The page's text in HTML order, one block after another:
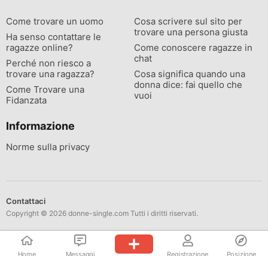
Come trovare un uomo
Ha senso contattare le
ragazze online?
Perché non riesco a
trovare una ragazza?
Come Trovare una
Fidanzata
Cosa scrivere sul sito per
trovare una persona giusta
Come conoscere ragazze in
chat
Cosa significa quando una
donna dice: fai quello che
vuoi
Informazione
Norme sulla privacy
Contattaci
Copyright © 2026 donne-single.com Tutti i diritti riservati.
Home Messaggi Registrazione Posizione